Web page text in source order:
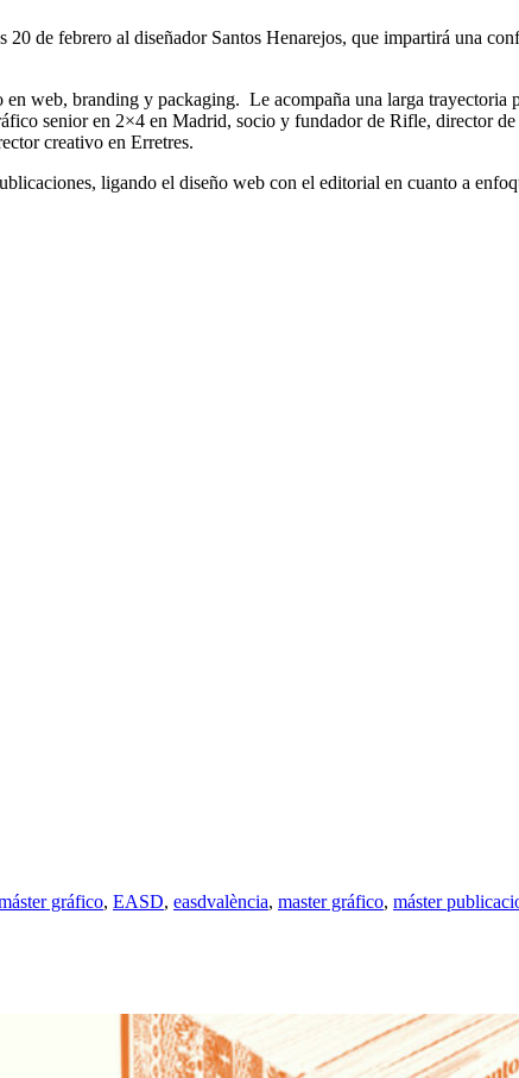
de febrero al diseñador Santos Henarejos, que impartirá una
web, branding y packaging. Le acompaña una larga trayectoria
senior en 2×4 en Madrid, socio y fundador de Rifle, director
creativo en Erretres.
ligando el diseño web con el editorial en cuanto a
gráfico, EASD, easdvalència, master gráfico, máster